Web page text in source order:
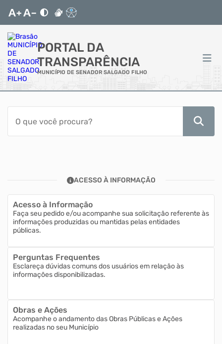
PORTAL DA
TRANSPARÊNCIA
MUNICÍPIO DE SENADOR SALGADO FILHO
ACESSO RÁPIDO
Acessibilidade
Transparência
Autoatendimento
Mapa do Site
ACESSO À INFORMAÇÃO
Acesso à Informação
Faça seu pedido e/ou acompanhe sua solicitação referente às
informações produzidas ou mantidas pelas entidades
públicas.
Perguntas Frequentes
Esclareça dúvidas comuns dos usuários em relação às
informações disponibilizadas.
Obras e Ações
Acompanhe o andamento das Obras Públicas e Ações
realizadas no seu Município